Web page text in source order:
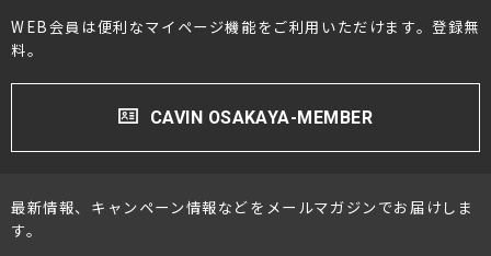
#SilentAngel(サイレントエンジェル)
#STAX(スタックス)
WEB会員は便利なマイページ機能をご利用いただけます。登録無
料。
CAVIN OSAKAYA-MEMBER
最新情報、キャンペーン情報などをメールマガジンでお届けしま
す。